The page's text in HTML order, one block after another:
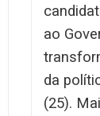
ao
da
(25).